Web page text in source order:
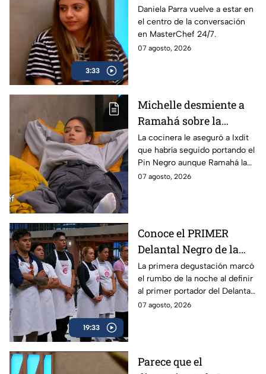
3:33
Parra dentro de
MasterChef 24/7 y el
cómo ha sentido la
competencia
Daniela Parra vuelve a estar en
el centro de la conversación
en MasterChef 24/7.
07 agosto, 2026
Michelle desmiente a
Ramahá sobre la
designación del Pin
Negro a un integrante
de las "Divas" en
MasterChef 24/7
La cocinera le aseguró a Ixdit
que habría seguido portando el
Pin Negro aunque Ramahá la
hubiera subido al balcón
07 agosto, 2026
19:33
Conoce el PRIMER
Delantal Negro de la
semana en MasterChef
24/7
La primera degustación marcó
el rumbo de la noche al definir
al primer portador del Delantal
Negro en MasterChef 24/7.
07 agosto, 2026
Parece que el